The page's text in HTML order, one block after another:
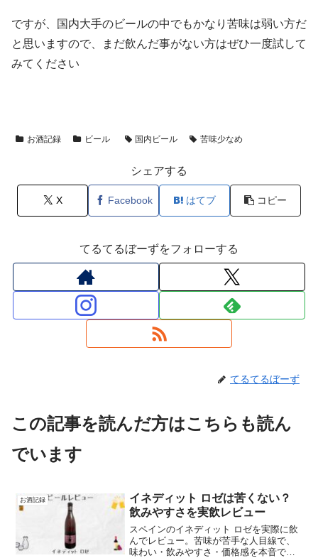
ですが、国内大手のビールの中でもかなり苦味は弱い方だ
と思いますので、まだ飲んだ事がない方はぜひ一度試して
みてください
お酒記録 ビール 国内ビール 苦味少なめ
シェアする
X Facebook はてブ コピー
てるてるぼーずをフォローする
てるてるぼーず
この記事を読んだ方はこちらも読ん
でいます
お酒記録
イネディット ロゼは苦くない？
飲みやすさを実飲レビュー
スペインのイネディット ロゼを実際に飲
んでレビュー。苦味が苦手な人目線で、
味わい・飲みやすさ・価格感を本音で解